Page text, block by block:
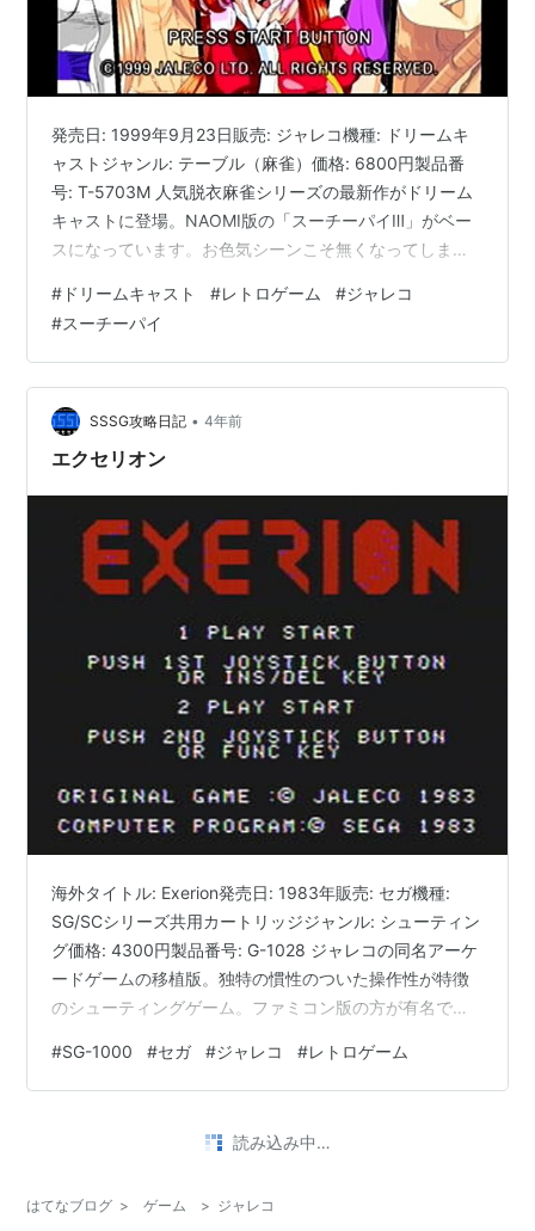
発売日: 1999年9月23日販売: ジャレコ機種: ドリームキ
ャストジャンル: テーブル（麻雀）価格: 6800円製品番
号: T-5703M 人気脱衣麻雀シリーズの最新作がドリーム
キャストに登場。NAOMI版の「スーチーパイⅢ」がベー
スになっています。お色気シーンこそ無くなってしまっ
会話シーンなどは健在。おまかせでCPUに代打ちしても
らうこともできるので、麻雀を知らなくても安心して楽
しめます。シナリオモードの他にも、各部のパーツを集
めて着せ替えができるメイキングモードが大きな売りに
なっていました。初回生産分には声優さんによるラジオ
番組などが収…
# ドリームキャスト #レトロゲーム #ジャレコ
#スーチーパイ
SSSG攻略日記 • 4年前
エクセリオン
海外タイトル: Exerion発売日: 1983年販売: セガ機種:
SG/SCシリーズ共用カートリッジジャンル: シューティン
グ価格: 4300円製品番号: G-1028 ジャレコの同名アーケ
ードゲームの移植版。独特の慣性のついた操作性が特徴
のシューティングゲーム。ファミコン版の方が有名でし
だし、地上の奥行きがないので、あの独特のスクロール
感が体感できません。敵の動きもかなり単調で、ボーナ
#SG-1000 #セガ #ジャレコ #レトロゲーム
4年前